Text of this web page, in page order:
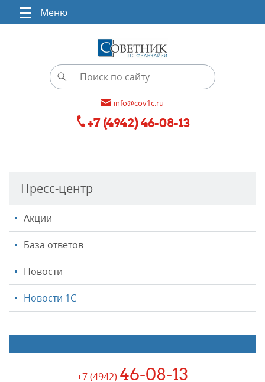
Меню
info@cov1c.ru
+7 (4942) 46-08-13
Пресс-центр
Акции
База ответов
Новости
Новости 1С
+7 (4942) 46-08-13